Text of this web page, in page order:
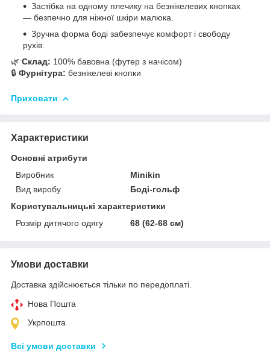
Застібка на одному плечику на безнікелевих кнопках
— безпечно для ніжної шкіри малюка.
Зручна форма боді забезпечує комфорт і свободу
рухів.
🌿 Склад: 100% бавовна (футер з начісом)
🔒 Фурнітура: безнікелеві кнопки
Приховати
Характеристики
Основні атрибути
Виробник
Minikin
Вид виробу
Боді-гольф
Користувальницькі характеристики
Розмір дитячого одягу
68 (62-68 см)
Умови доставки
Доставка здійснюється тільки по передоплаті.
Нова Пошта
Укрпошта
Всі умови доставки